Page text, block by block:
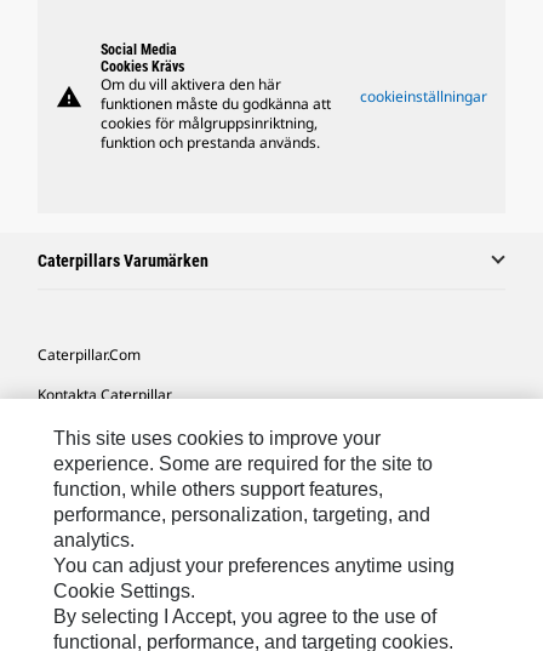
warning
Social Media
Cookies Krävs
Om du vill aktivera den här
funktionen måste du godkänna att
cookies för målgruppsinriktning,
funktion och prestanda används.
cookieinställningar
Caterpillars Varumärken
Caterpillar.com
Kontakta Caterpillar
Mina Marknadsföringspreferenser
Platskarta
Cookie Settings
Juridiskt
Sekretess
This site uses cookies to improve your
experience. Some are required for the site to
function, while others support features,
performance, personalization, targeting, and
analytics.
You can adjust your preferences anytime using
Cookie Settings.
By selecting I Accept, you agree to the use of
functional, performance, and targeting cookies.